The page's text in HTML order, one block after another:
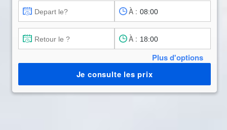
À :
À :
Plus d'options
Je consulte les prix